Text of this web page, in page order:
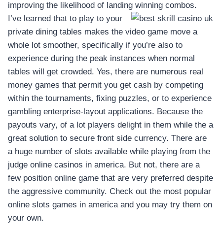
improving the likelihood of landing winning combos.
I’ve learned that to play to your
private dining tables makes the video game move a
whole lot smoother, specifically if you’re also to
experience during the peak instances when normal
tables will get crowded. Yes, there are numerous real
money games that permit you get cash by competing
within the tournaments, fixing puzzles, or to experience
gambling enterprise-layout applications. Because the
payouts vary, of a lot players delight in them while the a
great solution to secure front side currency. There are
a huge number of slots available while playing from the
judge online casinos in america. But not, there are a
few position online game that are very preferred despite
the aggressive community. Check out the most popular
online slots games in america and you may try them on
your own.